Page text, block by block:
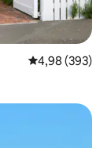
4,98 de uma
4,98 (393)